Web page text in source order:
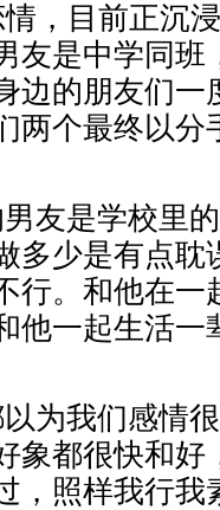
，目前正沉
友是中学同班
边的朋友们一
两个最终以分
是学校里的
多少是有点耽
行。和他在一
他一起生活一
我们感情很
象都很快和好
，照样我行我